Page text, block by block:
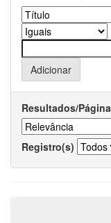
Resultados/Página
Registro(s)